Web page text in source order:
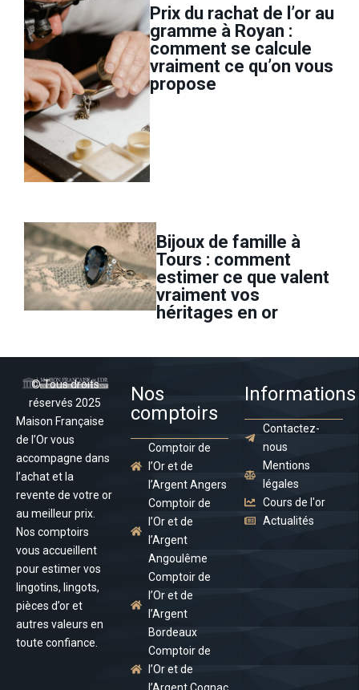
Prix du rachat de l’or au
gramme à Royan :
comment se calcule
vraiment ce qu’on vous
propose
Bijoux de famille à
Tours : comment
estimer ce que valent
vraiment vos
héritages en or
© Tous droits
réservés 2025
Maison Française
de l’Or vous
accompagne dans
l’achat et la
revente de votre or
au meilleur prix.
Nos comptoirs
vous accueillent
pour estimer vos
lingotins, lingots,
pièces d’or et
autres valeurs en
toute confiance.
Nos
comptoirs
Comptoir de
l’Or et de
l’Argent Angers
Comptoir de
l’Or et de
l’Argent
Angoulême
Comptoir de
l’Or et de
l’Argent
Bordeaux
Comptoir de
l’Or et de
Informations
Contactez-
nous
Mentions
légales
Cours de l'or
Actualités